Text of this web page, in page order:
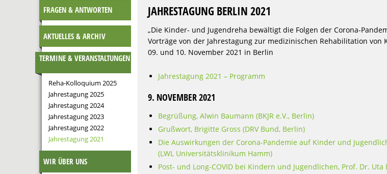
FRAGEN & ANTWORTEN
AKTUELLES & ARCHIV
TERMINE & VERANSTALTUNGEN
Reha-Kolloquium 2025
Jahrestagung 2025
Jahrestagung 2024
Jahrestagung 2023
Jahrestagung 2022
Jahrestagung 2021
WIR ÜBER UNS
JAHRESTAGUNG BERLIN 2021
„Die Kinder- und Jugendreha bewältigt die Folgen der Corona-
Vorträge von der Jahrestagung zur medizinischen Rehabilitation von
09. und 10. November 2021 in Berlin
Jahrestagung 2021 – Programm
9. NOVEMBER 2021
Begrüßung, Alwin Baumann (BKJR e.V., Berlin)
Grußwort, Brigitte Gross (DRV Bund, Berlin)
Die Auswirkungen der Corona-Pandemie auf Kinder und
(LWL Universitätsklinikum Hamm)
Post- und Long-COVID bei Kindern und Jugendlichen, Prof. Dr.